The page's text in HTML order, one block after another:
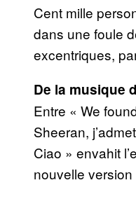
Cent mille
dans une foule
excentriques,
De la musique
Entre « We
Sheeran,
Ciao » envahit
nouvelle